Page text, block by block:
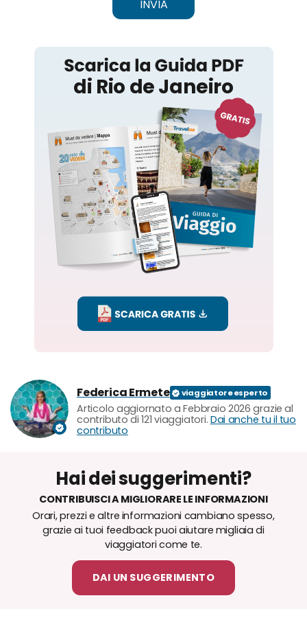
INVIA
Rio de Janeiro
Federica Ermete
Articolo aggiornato a Febbraio 2026 grazie al
contributo di 121 viaggiatori. Dai anche tu il tuo
contributo
Hai dei suggerimenti?
CONTRIBUISCI A MIGLIORARE LE INFORMAZIONI
Orari, prezzi e altre informazioni cambiano spesso,
grazie ai tuoi feedback puoi aiutare migliaia di
viaggiatori come te.
DAI UN SUGGERIMENTO